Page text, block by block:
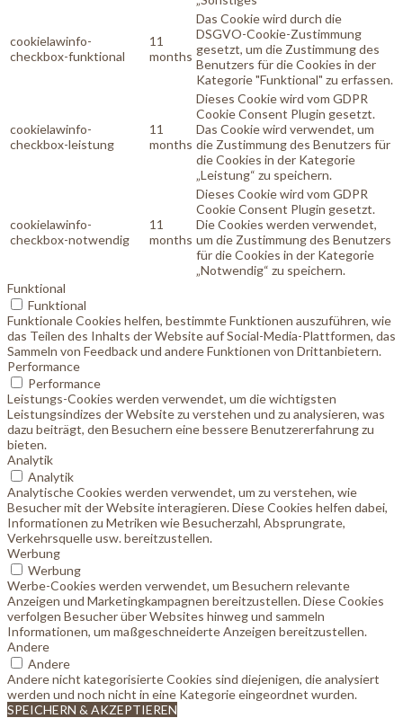
cookielawinfo-
checkbox-funktional
11
months
Das Cookie wird durch die
DSGVO-Cookie-Zustimmung
gesetzt, um die Zustimmung des
Benutzers für die Cookies in der
Kategorie "Funktional" zu erfassen.
cookielawinfo-
checkbox-leistung
11
months
Dieses Cookie wird vom GDPR
Cookie Consent Plugin gesetzt.
Das Cookie wird verwendet, um
die Zustimmung des Benutzers für
die Cookies in der Kategorie
„Leistung“ zu speichern.
cookielawinfo-
checkbox-notwendig
11
months
Dieses Cookie wird vom GDPR
Cookie Consent Plugin gesetzt.
Die Cookies werden verwendet,
um die Zustimmung des Benutzers
für die Cookies in der Kategorie
„Notwendig“ zu speichern.
Funktional
Funktional
Funktionale Cookies helfen, bestimmte Funktionen auszuführen, wie
das Teilen des Inhalts der Website auf Social-Media-Plattformen, das
Sammeln von Feedback und andere Funktionen von Drittanbietern.
Performance
Performance
Leistungs-Cookies werden verwendet, um die wichtigsten
Leistungsindizes der Website zu verstehen und zu analysieren, was
dazu beiträgt, den Besuchern eine bessere Benutzererfahrung zu
bieten.
Analytik
Analytik
Analytische Cookies werden verwendet, um zu verstehen, wie
Besucher mit der Website interagieren. Diese Cookies helfen dabei,
Informationen zu Metriken wie Besucherzahl, Absprungrate,
Verkehrsquelle usw. bereitzustellen.
Werbung
Werbung
Werbe-Cookies werden verwendet, um Besuchern relevante
Anzeigen und Marketingkampagnen bereitzustellen. Diese Cookies
verfolgen Besucher über Websites hinweg und sammeln
Informationen, um maßgeschneiderte Anzeigen bereitzustellen.
Andere
Andere
Andere nicht kategorisierte Cookies sind diejenigen, die analysiert
werden und noch nicht in eine Kategorie eingeordnet wurden.
SPEICHERN & AKZEPTIEREN